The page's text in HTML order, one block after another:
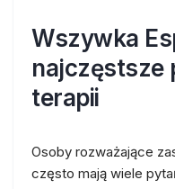
Wszywka
najczęstsze
terapii
Osoby rozważające
często mają wiele